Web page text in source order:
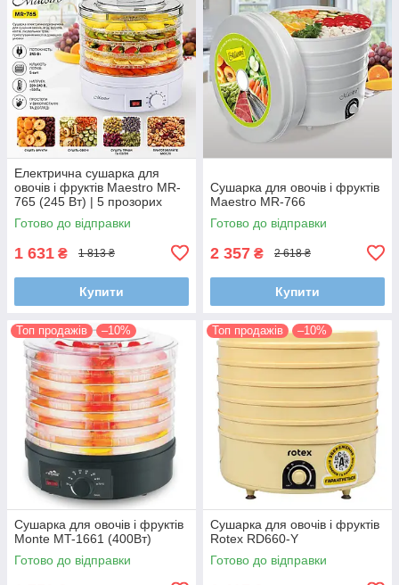
Електрична сушарка для
овочів і фруктів Maestro MR-
765 (245 Вт) | 5 прозорих
лотків для домашніх
заготовок
Готово до відправки
1 631 ₴ 1 813 ₴
Купити
Сушарка для овочів і фруктів
Maestro MR-766
Готово до відправки
2 357 ₴ 2 618 ₴
Купити
Топ продажів –10%
Сушарка для овочів і фруктів
Monte MT-1661 (400Вт)
Готово до відправки
Топ продажів –10%
Сушарка для овочів і фруктів
Rotex RD660-Y
Готово до відправки